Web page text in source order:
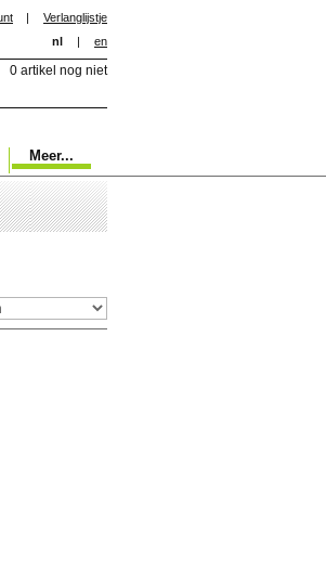
|
Verlanglijstje
nl
| en
0 artikel nog niet
Meer...